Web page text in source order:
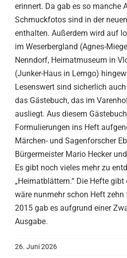
erinnert. Da gab es so manche
Schmuckfotos sind in der
enthalten. Außerdem wird auf
im Weserbergland (Agnes-
Nenndorf, Heimatmuseum in
(Junker-Haus in Lemgo)
Lesenswert sind sicherlich
das Gästebuch, das im
ausliegt. Aus diesem
Formulierungen ins Heft
Märchen- und Sagenforscher
Bürgermeister Mario Hecker
Es gibt noch vieles mehr zu
„Heimatblättern.“ Die Hefte
wäre nunmehr schon Heft zehn
2015 gab es aufgrund einer
Ausgabe.
26. Juni 2026